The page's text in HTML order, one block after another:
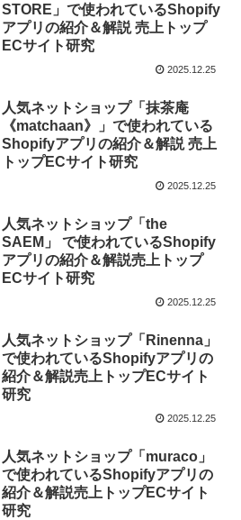
STORE」で使われているShopify
アプリの紹介＆解説 売上トップ
ECサイト研究
2025.12.25
人気ネットショップ「抹茶庵
《matchaan》」で使われている
Shopifyアプリの紹介＆解説 売上
トップECサイト研究
2025.12.25
人気ネットショップ「the
SAEM」 で使われているShopify
アプリの紹介＆解説売上トップ
ECサイト研究
2025.12.25
人気ネットショップ「Rinenna」
で使われているShopifyアプリの
紹介＆解説売上トップECサイト
研究
2025.12.25
人気ネットショップ「muraco」
で使われているShopifyアプリの
紹介＆解説売上トップECサイト
研究